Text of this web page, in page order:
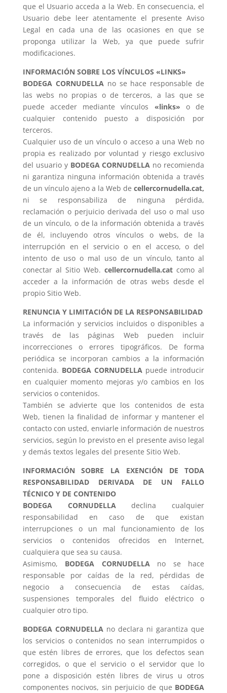
que el Usuario acceda a la Web. En consecuencia, el
Usuario debe leer atentamente el presente Aviso
Legal en cada una de las ocasiones en que se
proponga utilizar la Web, ya que puede sufrir
modificaciones.
INFORMACIÓN SOBRE LOS VÍNCULOS «LINKS»
BODEGA CORNUDELLA no se hace responsable de
las webs no propias o de terceros, a las que se
puede acceder mediante vínculos «links» o de
cualquier contenido puesto a disposición por
terceros.
Cualquier uso de un vínculo o acceso a una Web no
propia es realizado por voluntad y riesgo exclusivo
del usuario y BODEGA CORNUDELLA no recomienda
ni garantiza ninguna información obtenida a través
de un vínculo ajeno a la Web decellercornudella.cat,
ni se responsabiliza de ninguna pérdida,
reclamación o perjuicio derivada del uso o mal uso
de un vínculo, o de la información obtenida a través
de él, incluyendo otros vínculos o webs, de la
interrupción en el servicio o en el acceso, o del
intento de uso o mal uso de un vínculo, tanto al
conectar al Sitio Web.cellercornudella.cat como al
acceder a la información de otras webs desde el
propio Sitio Web.
RENUNCIA Y LIMITACIÓN DE LA RESPONSABILIDAD
La información y servicios incluidos o disponibles a
través de las páginas Web pueden incluir
incorrecciones o errores tipográficos. De forma
periódica se incorporan cambios a la información
contenida. BODEGA CORNUDELLA puede introducir
en cualquier momento mejoras y/o cambios en los
servicios o contenidos.
También se advierte que los contenidos de esta
Web, tienen la finalidad de informar y mantener el
contacto con usted, enviarle información de nuestros
servicios, según lo previsto en el presente aviso legal
y demás textos legales del presente Sitio Web.
INFORMACIÓN SOBRE LA EXENCIÓN DE TODA
RESPONSABILIDAD DERIVADA DE UN FALLO
TÉCNICO Y DE CONTENIDO
BODEGA CORNUDELLA declina cualquier
responsabilidad en caso de que existan
interrupciones o un mal funcionamiento de los
servicios o contenidos ofrecidos en Internet,
cualquiera que sea su causa.
Asimismo, BODEGA CORNUDELLA no se hace
responsable por caídas de la red, pérdidas de
negocio a consecuencia de estas caídas,
suspensiones temporales del fluido eléctrico o
cualquier otro tipo.
BODEGA CORNUDELLA no declara ni garantiza que
los servicios o contenidos no sean interrumpidos o
que estén libres de errores, que los defectos sean
corregidos, o que el servicio o el servidor que lo
pone a disposición estén libres de virus u otros
componentes nocivos, sin perjuicio de que BODEGA